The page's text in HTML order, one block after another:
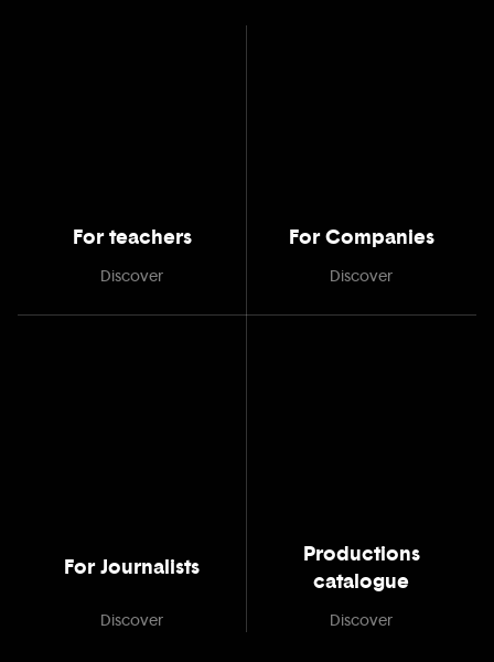
For teachers
Discover
For Companies
Discover
For Journalists
Discover
Productions
catalogue
Discover